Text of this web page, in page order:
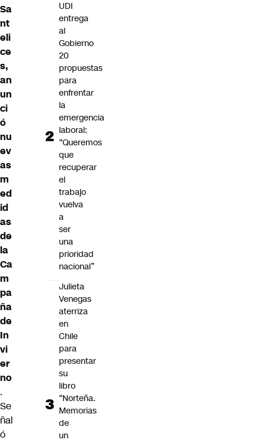
Sa
nt
eli
ce
s,
an
un
ci
ó
nu
ev
as
m
ed
id
as
de
la
Ca
m
pa
ña
de
In
vi
er
no
.
Se
ñal
ó
UDI
entrega
al
Gobierno
20
propuestas
para
enfrentar
la
emergencia
laboral:
“Queremos
que
recuperar
el
trabajo
vuelva
a
ser
una
prioridad
nacional”
Julieta
Venegas
aterriza
en
Chile
para
presentar
su
libro
“Norteña.
Memorias
de
un